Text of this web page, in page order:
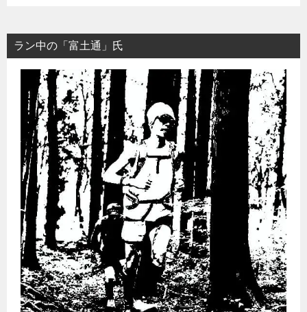
ラン中の「富土通」氏